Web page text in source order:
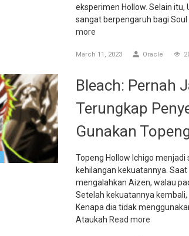
eksperimen Hollow. Selain
sangat berpengaruh bagi
more
March 11, 2023 Oracle
Bleach: Pernah
Terungkap
Gunakan
Topeng Hollow Ichigo
kehilangan kekuatannya.
mengalahkan Aizen, walau
Setelah kekuatannya kembali,
Kenapa dia tidak
Ataukah Read more